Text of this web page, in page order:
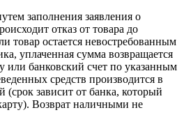
заполнения заявления о
отказ от товара до
товар остается невостребованным
уплаченная сумма возвращается
или банковский счет по указанным
средств производится в
(срок зависит от банка, который
Возврат наличными не